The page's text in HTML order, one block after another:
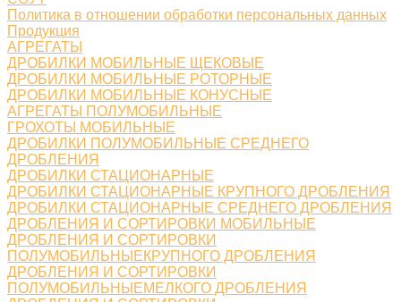
Политика в отношении обработки персональных данных
Продукция
АГРЕГАТЫ
ДРОБИЛКИ МОБИЛЬНЫЕ ЩЕКОВЫЕ
ДРОБИЛКИ МОБИЛЬНЫЕ РОТОРНЫЕ
ДРОБИЛКИ МОБИЛЬНЫЕ КОНУСНЫЕ
АГРЕГАТЫ ПОЛУМОБИЛЬНЫЕ
ГРОХОТЫ МОБИЛЬНЫЕ
ДРОБИЛКИ ПОЛУМОБИЛЬНЫЕ СРЕДНЕГО
ДРОБЛЕНИЯ
ДРОБИЛКИ СТАЦИОНАРНЫЕ
ДРОБИЛКИ СТАЦИОНАРНЫЕ КРУПНОГО ДРОБЛЕНИЯ
ДРОБИЛКИ СТАЦИОНАРНЫЕ СРЕДНЕГО ДРОБЛЕНИЯ
ДРОБЛЕНИЯ И СОРТИРОВКИ МОБИЛЬНЫЕ
ДРОБЛЕНИЯ И СОРТИРОВКИ
ПОЛУМОБИЛЬНЫЕКРУПНОГО ДРОБЛЕНИЯ
ДРОБЛЕНИЯ И СОРТИРОВКИ
ПОЛУМОБИЛЬНЫЕМЕЛКОГО ДРОБЛЕНИЯ